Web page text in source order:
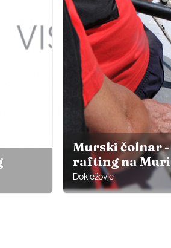
Murski čolnar -
rafting na Muri
Dokležovje